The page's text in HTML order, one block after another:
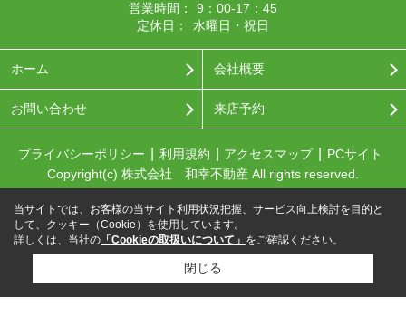
営業時間：
9：00-17：45
定休日：
水曜日・祝日
ホーム 会社概要
お問い合わせ 来店予約
プライバシーポリシー 利用規約 アクセスマップ
PCサイト
Copyright(c) 株式会社 和幸不動産 All rights reserved.
当サイトでは、お客様の当サイト利用状況把握、サービス向上検討を目的と
して、クッキー（Cookie）を使用しています。
詳しくは、当社の 「Cookieの取扱いについて」 をご確認ください。
閉じる